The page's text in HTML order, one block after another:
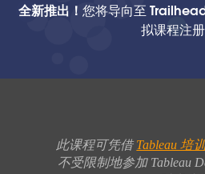
全新推出！ 您将导向至
拟课程注册
此课程可凭借 Tableau 培
不受限制地参加 Tableau